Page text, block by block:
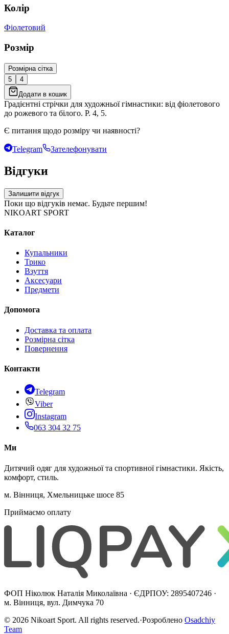
Колір
Фіолетовий
Розмір
Розмірна сітка
5
4
Додати в кошик
Градієнтні стрічки для художньої гімнастики: від фіолетового
до рожевого та білого. Р. 4, 5.
Є питання щодо розміру чи наявності?
Telegram Зателефонувати
Відгуки
Залишити відгук
Поки що відгуків немає. Будьте першим!
NIKOART SPORT
Каталог
Купальники
Трико
Взуття
Аксесуари
Предмети
Допомога
Доставка та оплата
Розмірна сітка
Повернення
Контакти
Telegram
Viber
Instagram
063 304 32 75
Ми
Дитячий одяг для художньої та спортивної гімнастики. Якість,
комфорт, стиль.
м. Вінниця, Хмельницьке шосе 85
Приймаємо оплату
ФОП Ніколюк Наталія Миколаївна · ЄДРПОУ: 2895407246 ·
м. Вінниця, вул. Димчука 70
© 2026 Nikoart Sport. All rights reserved.·Розроблено Osadchiy
Team